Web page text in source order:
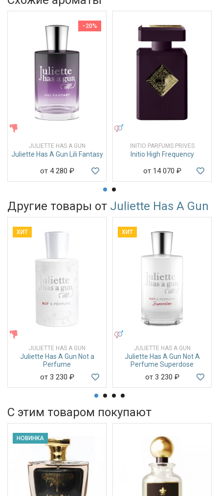
−20%
JULIETTE HAS A GUN
Juliette Has A Gun Lili Fantasy
от 4 280 ₽
INITIO PARFUMS PRIVES
Initio High Frequency
от 14 070 ₽
Другие товары от Juliette Has A Gun
ХИТ
JULIETTE HAS A GUN
Juliette Has A Gun Not a
Perfume
от 3 230 ₽
ХИТ
JULIETTE HAS A GUN
Juliette Has A Gun Not A
Perfume Superdose
от 3 230 ₽
С этим товаром покупают
НОВИНКА